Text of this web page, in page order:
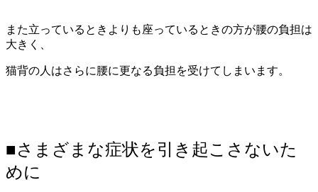
また立っているときよりも座っているときの方が腰の負担は
大きく、
猫背の人はさらに腰に更なる負担を受けてしまいます。
■さまざまな症状を引き起こさないた
めに